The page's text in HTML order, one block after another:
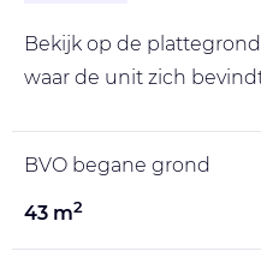
Bekijk op de
waar de unit zich
BVO begane grond
43 m2